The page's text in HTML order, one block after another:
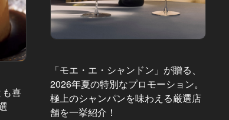
喜
「モエ・エ・シャンドン」が贈る、
2026年夏の特別なプロモーション。
極上のシャンパンを味わえる厳選店
舗を一挙紹介！